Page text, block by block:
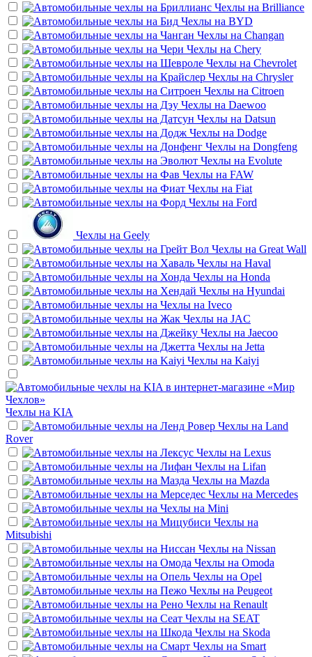
Чехлы на Brilliance
Чехлы на BYD
Чехлы на Changan
Чехлы на Chery
Чехлы на Chevrolet
Чехлы на Chrysler
Чехлы на Citroen
Чехлы на Daewoo
Чехлы на Datsun
Чехлы на Dodge
Чехлы на Dongfeng
Чехлы на Evolute
Чехлы на FAW
Чехлы на Fiat
Чехлы на Ford
Чехлы на Geely
Чехлы на Great Wall
Чехлы на Haval
Чехлы на Honda
Чехлы на Hyundai
Чехлы на Iveco
Чехлы на JAC
Чехлы на Jaecoo
Чехлы на Jetta
Чехлы на Kaiyi
Чехлы на KIA
Чехлы на Land
Rover
Чехлы на Lexus
Чехлы на Lifan
Чехлы на Mazda
Чехлы на Mercedes
Чехлы на Mini
Чехлы на
Mitsubishi
Чехлы на Nissan
Чехлы на Omoda
Чехлы на Opel
Чехлы на Peugeot
Чехлы на Renault
Чехлы на SEAT
Чехлы на Skoda
Чехлы на Smart